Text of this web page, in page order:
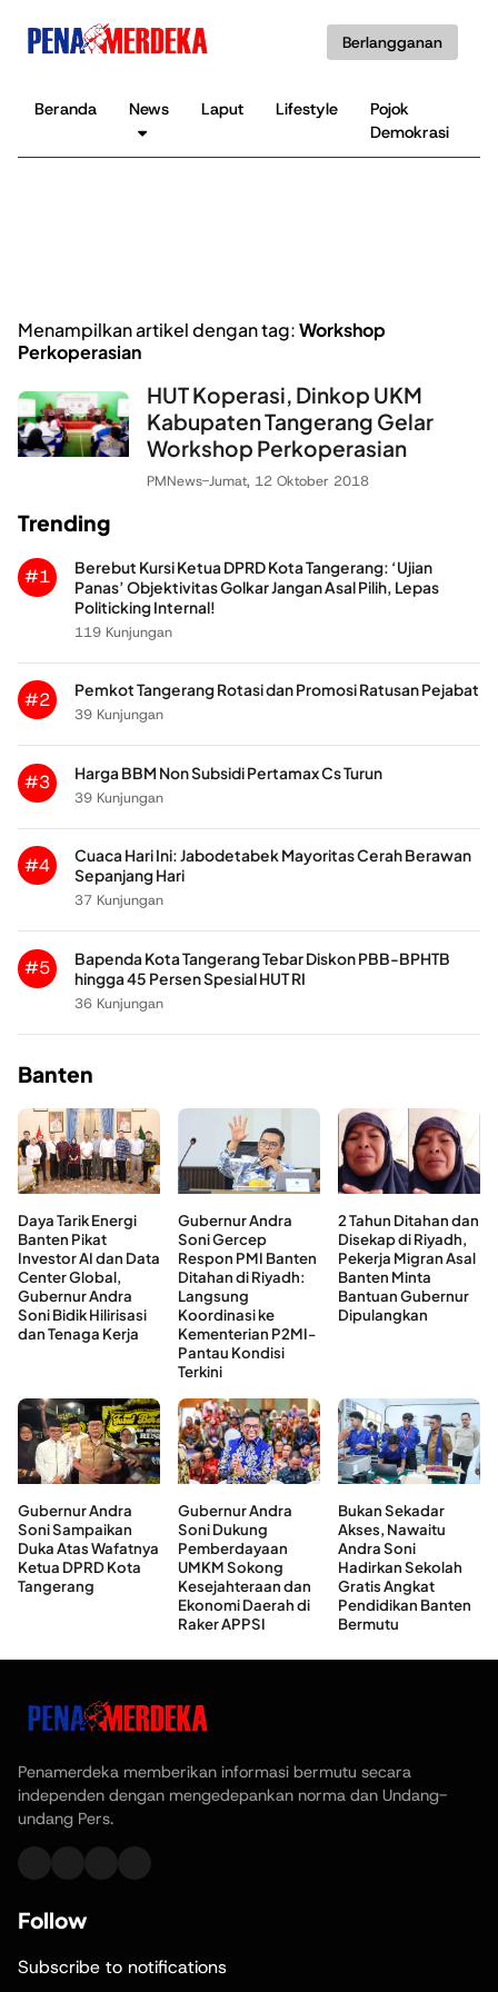
Berlangganan
Beranda News Laput Lifestyle
Pojok
Demokrasi
Menampilkan artikel dengan tag:Workshop
Perkoperasian
HUT Koperasi, Dinkop UKM
Kabupaten Tangerang Gelar
Workshop Perkoperasian
PMNews-Jumat, 12 Oktober 2018
Trending
#1
Berebut Kursi Ketua DPRD Kota Tangerang: ‘Ujian
Panas’ Objektivitas Golkar Jangan Asal Pilih, Lepas
Politicking Internal!
119 Kunjungan
#2
Pemkot Tangerang Rotasi dan Promosi Ratusan Pejabat
39 Kunjungan
#3
Harga BBM Non Subsidi Pertamax Cs Turun
39 Kunjungan
#4
Cuaca Hari Ini: Jabodetabek Mayoritas Cerah Berawan
Sepanjang Hari
37 Kunjungan
#5
Bapenda Kota Tangerang Tebar Diskon PBB-BPHTB
hingga 45 Persen Spesial HUT RI
36 Kunjungan
Banten
Daya Tarik Energi
Banten Pikat
Investor AI dan Data
Center Global,
Gubernur Andra
Soni Bidik Hilirisasi
dan Tenaga Kerja
Gubernur Andra
Soni Gercep
Respon PMI Banten
Ditahan di Riyadh:
Langsung
Koordinasi ke
Kementerian P2MI-
Pantau Kondisi
Terkini
2 Tahun Ditahan dan
Disekap di Riyadh,
Pekerja Migran Asal
Banten Minta
Bantuan Gubernur
Dipulangkan
Gubernur Andra
Soni Sampaikan
Duka Atas Wafatnya
Ketua DPRD Kota
Tangerang
Gubernur Andra
Soni Dukung
Pemberdayaan
UMKM Sokong
Kesejahteraan dan
Ekonomi Daerah di
Raker APPSI
Bukan Sekadar
Akses, Nawaitu
Andra Soni
Hadirkan Sekolah
Gratis Angkat
Pendidikan Banten
Bermutu
Penamerdeka memberikan informasi bermutu secara
independen dengan mengedepankan norma dan Undang-
undang Pers.
Follow
Subscribe to notifications